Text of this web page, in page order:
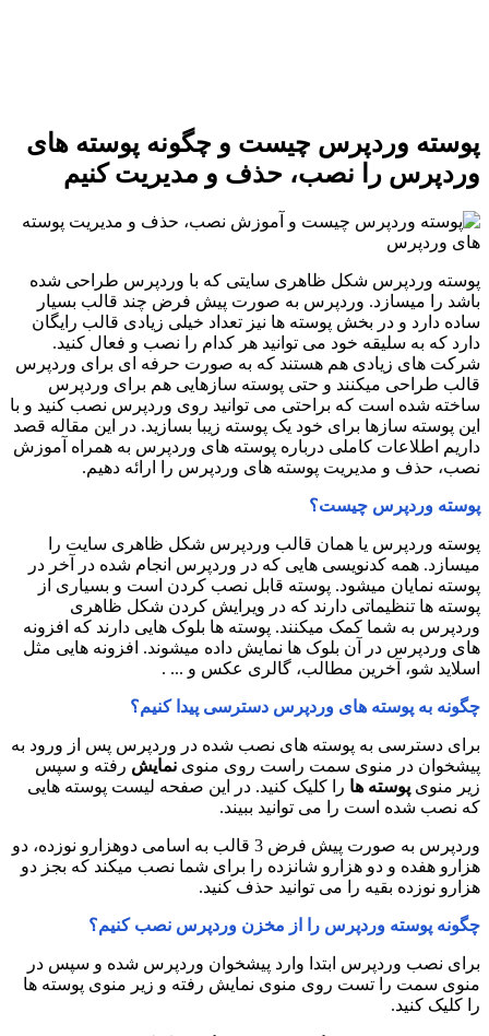
پوسته وردپرس چیست و چگونه پوسته های
وردپرس را نصب، حذف و مدیریت کنیم
پوسته وردپرس شکل ظاهری سایتی که با وردپرس طراحی شده
باشد را میسازد. وردپرس به صورت پیش فرض چند قالب بسیار
ساده دارد و در بخش پوسته ها نیز تعداد خیلی زیادی قالب رایگان
دارد که به سلیقه خود می توانید هر کدام را نصب و فعال کنید.
شرکت های زیادی هم هستند که به صورت حرفه ای برای وردپرس
قالب طراحی میکنند و حتی پوسته سازهایی هم برای وردپرس
ساخته شده است که براحتی می توانید روی وردپرس نصب کنید و با
این پوسته سازها برای خود یک پوسته زیبا بسازید. در این مقاله قصد
داریم اطلاعات کاملی درباره پوسته های وردپرس به همراه آموزش
نصب، حذف و مدیریت پوسته های وردپرس را ارائه دهیم.
پوسته وردپرس چیست؟
پوسته وردپرس یا همان قالب وردپرس شکل ظاهری سایت را
میسازد. همه کدنویسی هایی که در وردپرس انجام شده در آخر در
پوسته نمایان میشود. پوسته قابل نصب کردن است و بسیاری از
پوسته ها تنظیماتی دارند که در ویرایش کردن شکل ظاهری
وردپرس به شما کمک میکنند. پوسته ها بلوک هایی دارند که افزونه
های وردپرس در آن بلوک ها نمایش داده میشوند. افزونه هایی مثل
اسلاید شو، آخرین مطالب، گالری عکس و ... .
چگونه به پوسته های وردپرس دسترسی پیدا کنیم؟
برای دسترسی به پوسته های نصب شده در وردپرس پس از ورود به
پیشخوان در منوی سمت راست روی منوی نمایش رفته و سپس
زیر منوی پوسته ها را کلیک کنید. در این صفحه لیست پوسته هایی
که نصب شده است را می توانید ببیند.
وردپرس به صورت پیش فرض 3 قالب به اسامی دوهزارو نوزده، دو
هزارو هفده و دو هزارو شانزده را برای شما نصب میکند که بجز دو
هزارو نوزده بقیه را می توانید حذف کنید.
چگونه پوسته وردپرس را از مخزن وردپرس نصب کنیم؟
برای نصب وردپرس ابتدا وارد پیشخوان وردپرس شده و سپس در
منوی سمت را تست روی منوی نمایش رفته و زیر منوی پوسته ها
را کلیک کنید.